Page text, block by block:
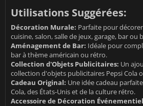
Utilisations Suggérées:
Décoration Murale: Parfaite pour
cuisine, salon, salle de jeux, garage, bar ou
Aménagement de Bar: Idéale pour
bar à thème américain ou rétro.
Collection d'Objets Publicitaires: Un
collection d'objets publicitaires Pepsi Cola
Cadeau Original: Une idée cadeau
Cola, des États-Unis et de la culture rétro.
Accessoire de Décoration